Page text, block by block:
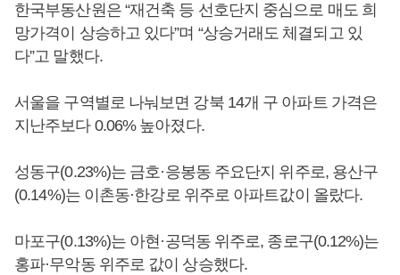
한국부동산원은 “재건축 등 선호단지 중심으로 매도 희
망가격이 상승하고 있다”며 “상승거래도 체결되고 있
다”고 말했다.
서울을 구역별로 나눠보면 강북 14개 구 아파트 가격은
지난주보다 0.06% 높아졌다.
성동구(0.23%)는 금호·응봉동 주요단지 위주로, 용산구
(0.14%)는 이촌동·한강로 위주로 아파트값이 올랐다.
마포구(0.13%)는 아현·공덕동 위주로, 종로구(0.12%)는
홍파·무악동 위주로 값이 상승했다.